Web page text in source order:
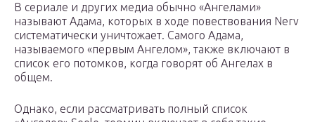
В сериале и других медиа обычно «Ангелами»
называют Адама, которых в ходе повествования Nerv
систематически уничтожает. Самого Адама,
называемого «первым Ангелом», также включают в
список его потомков, когда говорят об Ангелах в
общем.
Однако, если рассматривать полный список